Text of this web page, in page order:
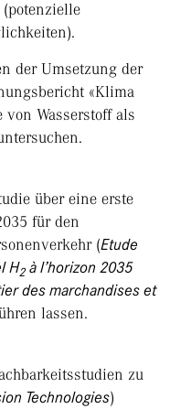
(potenzielle
der Umsetzung der
«Klima
Wasserstoff als
über eine erste
für den
(Etude
H2à l’horizon 2035
des marchandises et
lassen.
zu
Technologies)